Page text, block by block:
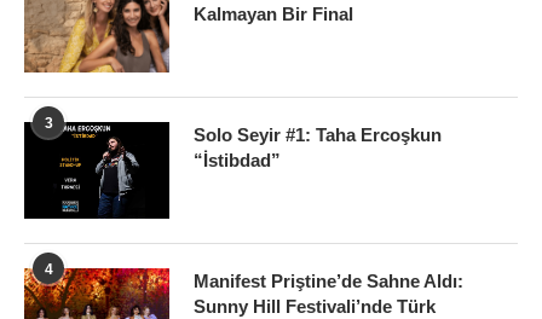
Kalmayan Bir Final
3
Solo Seyir #1: Taha Ercoşkun
“İstibdad”
4
Manifest Priştine’de Sahne Aldı:
Sunny Hill Festivali’nde Türk